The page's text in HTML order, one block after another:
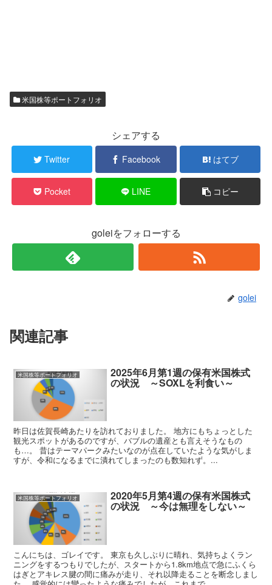
米国株等ポートフォリオ
シェアする
Twitter Facebook はてブ
Pocket LINE コピー
goleiをフォローする
golei
関連記事
米国株等ポートフォリオ 2025年6月第1週の保有米国株式
の状況 ～SOXLを利食い～
昨日は佐賀長崎あたりを訪れておりました。 地方にもちょっとした
観光スポットがあるのですが、バブルの遺産とも言えそうなもの
も…。 昔はテーマパークみたいなのが点在していたような気がしま
すが、令和になるまでに潰れてしまったのも数知れず。...
米国株等ポートフォリオ 2020年5月第4週の保有米国株式
の状況 ～今は無理をしない～
こんにちは、ゴレイです。 東京も久しぶりに晴れ、気持ちよくラン
ニングをするつもりでしたが、スタートから1.8km地点で急にふくら
はぎとアキレス腱の間に痛みが走り、それ以降走ることを断念しまし